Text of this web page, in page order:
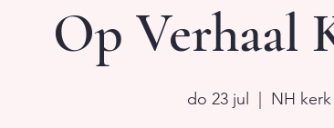
Op Verhaal
do 23 jul NH kerk